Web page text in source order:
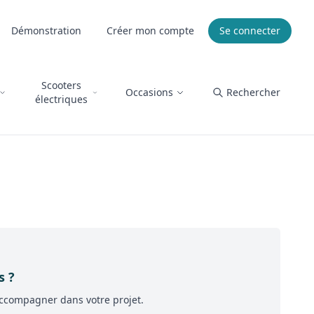
Démonstration Créer mon compte Se connecter
Scooters
électriques
Occasions Rechercher
?
dans votre projet.